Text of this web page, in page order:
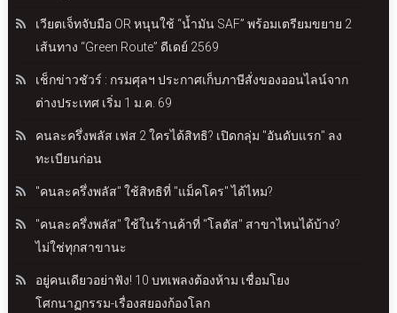
เวียตเจ็ทจับมือ OR หนุนใช้ “น้ำมัน SAF” พร้อมเตรียมขยาย 2
เส้นทาง “Green Route” ดีเดย์ 2569
เช็กข่าวชัวร์ : กรมศุลฯ ประกาศเก็บภาษีสั่งของออนไลน์จาก
ต่างประเทศ เริ่ม 1 ม.ค. 69
คนละครึ่งพลัส เฟส 2 ใครได้สิทธิ? เปิดกลุ่ม "อันดับแรก" ลง
ทะเบียนก่อน
"คนละครึ่งพลัส" ใช้สิทธิที่ "แม็คโคร" ได้ไหม?
"คนละครึ่งพลัส" ใช้ในร้านค้าที่ "โลตัส" สาขาไหนได้บ้าง?
ไม่ใช่ทุกสาขานะ
อยู่คนเดียวอย่าฟัง! 10 บทเพลงต้องห้าม เชื่อมโยง
โศกนาฏกรรม-เรื่องสยองก้องโลก